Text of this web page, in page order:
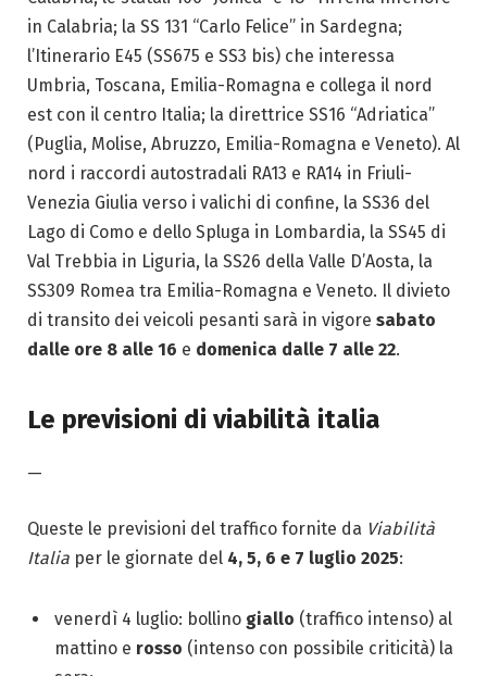
in Calabria; la SS 131 “Carlo Felice” in Sardegna;
l’Itinerario E45 (SS675 e SS3 bis) che interessa
Umbria, Toscana, Emilia-Romagna e collega il nord
est con il centro Italia; la direttrice SS16 “Adriatica”
(Puglia, Molise, Abruzzo, Emilia-Romagna e Veneto). Al
nord i raccordi autostradali RA13 e RA14 in Friuli-
Venezia Giulia verso i valichi di confine, la SS36 del
Lago di Como e dello Spluga in Lombardia, la SS45 di
Val Trebbia in Liguria, la SS26 della Valle D’Aosta, la
SS309 Romea tra Emilia-Romagna e Veneto. Il divieto
di transito dei veicoli pesanti sarà in vigore sabato
dalle ore 8 alle 16 e domenica dalle 7 alle 22.
Le previsioni di viabilità italia
—
Queste le previsioni del traffico fornite da Viabilità
Italia per le giornate del 4, 5, 6 e 7 luglio 2025:
venerdì 4 luglio: bollino giallo (traffico intenso) al
mattino e rosso (intenso con possibile criticità) la